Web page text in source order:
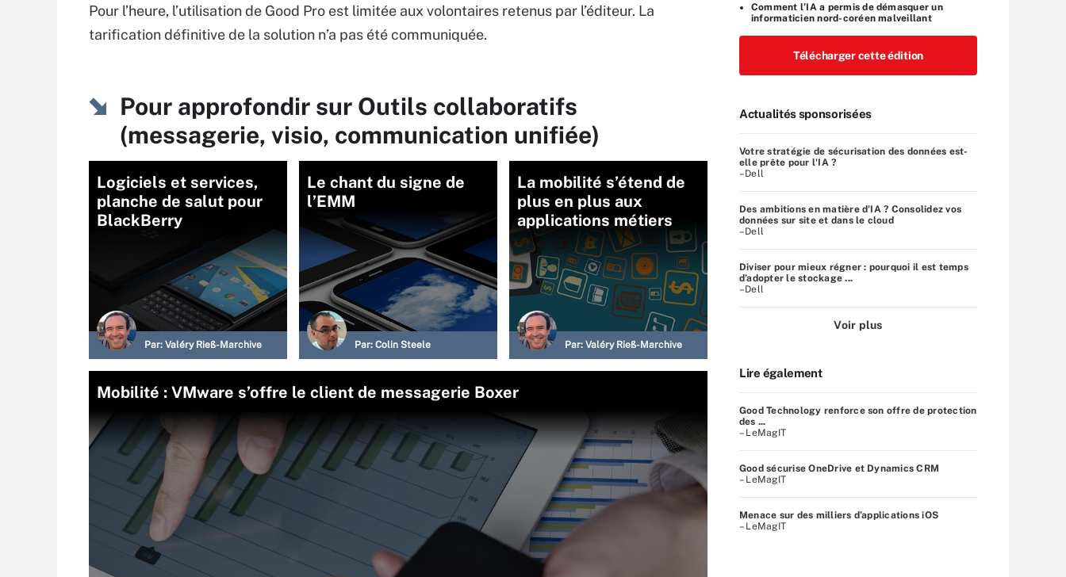
Pour l’heure, l’utilisation de Good Pro est limitée aux volontaires retenus par l’éditeur. La
tarification définitive de la solution n’a pas été communiquée.
Pour approfondir sur Outils collaboratifs
(messagerie, visio, communication unifiée)
Logiciels et services,
planche de salut pour
BlackBerry
Par: Valéry Rieß-Marchive
Le chant du signe de
l’EMM
Par: Colin Steele
La mobilité s’étend de
plus en plus aux
applications métiers
Par: Valéry Rieß-Marchive
Mobilité : VMware s’offre le client de messagerie Boxer
Comment l’IA a permis de démasquer un
informaticien nord-coréen malveillant
Télécharger cette édition
Actualités sponsorisées
Votre stratégie de sécurisation des données est-
elle prête pour l'IA ?
–Dell
Des ambitions en matière d'IA ? Consolidez vos
données sur site et dans le cloud
–Dell
Diviser pour mieux régner : pourquoi il est temps
d’adopter le stockage ...
–Dell
Voir plus
Lire également
Good Technology renforce son offre de protection
des ...
– LeMagIT
Good sécurise OneDrive et Dynamics CRM
– LeMagIT
Menace sur des milliers d’applications iOS
– LeMagIT